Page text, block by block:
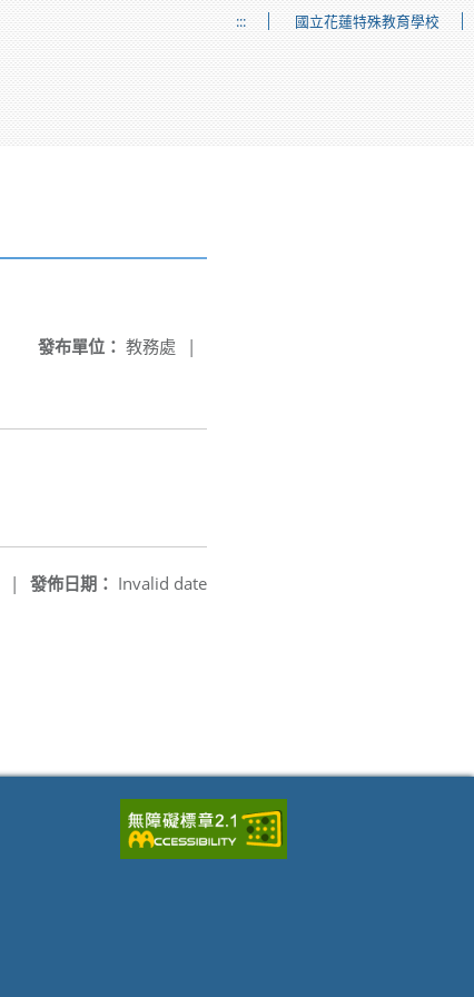
::: 國立花蓮特殊教育學校
發布單位： 教務處 |
發佈日期： Invalid date
|